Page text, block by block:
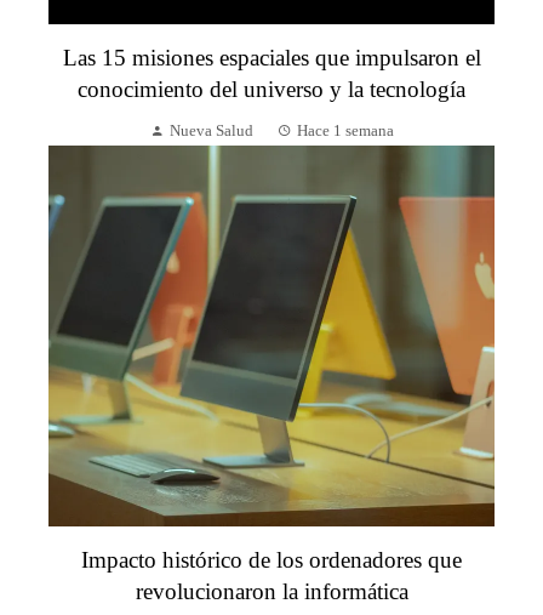
Las 15 misiones espaciales que impulsaron el
conocimiento del universo y la tecnología
Nueva Salud Hace 1 semana
Impacto histórico de los ordenadores que
revolucionaron la informática